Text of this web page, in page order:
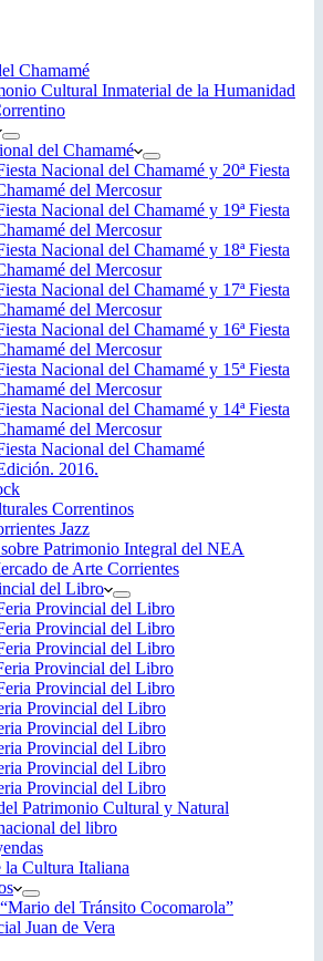
Chamamé
Cultural Inmaterial de la Humanidad
del Chamamé
Nacional del Chamamé y 20ª Fiesta
del Mercosur
Nacional del Chamamé y 19ª Fiesta
del Mercosur
Nacional del Chamamé y 18ª Fiesta
del Mercosur
Nacional del Chamamé y 17ª Fiesta
del Mercosur
Nacional del Chamamé y 16ª Fiesta
del Mercosur
Nacional del Chamamé y 15ª Fiesta
del Mercosur
Nacional del Chamamé y 14ª Fiesta
del Mercosur
Nacional del Chamamé
2016.
Correntinos
Jazz
Patrimonio Integral del NEA
de Arte Corrientes
del Libro
Provincial del Libro
Provincial del Libro
Provincial del Libro
Provincial del Libro
Provincial del Libro
Provincial del Libro
Provincial del Libro
Provincial del Libro
Provincial del Libro
Provincial del Libro
Patrimonio Cultural y Natural
del libro
la Cultura Italiana
del Tránsito Cocomarola”
Juan de Vera